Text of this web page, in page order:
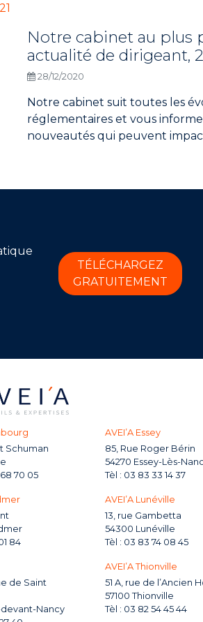
Notre cabinet au plus
actualité de dirigeant,
28/12/2020
Notre cabinet suit toutes les
réglementaires et vous
nouveautés qui peuvent
TÉLÉCHARGEZ
GRATUITEMENT
Schuman
70 05
AVEI’A Essey
85, Rue Roger Bérin
54270 Essey-Lès-
03 83 33 14 37
84
AVEI’A Lunéville
13, rue Gambetta
54300 Lunéville
03 83 74 08 45
de Saint
devant-Nancy
AVEI’A Thionville
51 A, rue de l’Ancien
57100 Thionville
03 82 54 45 44